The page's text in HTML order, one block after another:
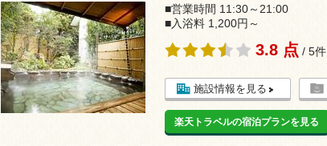
■営業時間 11:30～21:00
■入浴料 1,200円～
3.8 点 / 5件
施設情報を見る
楽天トラベルの宿泊プランを見る